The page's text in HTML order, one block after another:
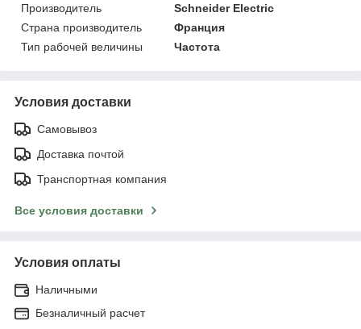
Производитель
Schneider Electric
Страна производитель
Франция
Тип рабочей величины
Частота
Условия доставки
Самовывоз
Доставка почтой
Транспортная компания
Все условия доставки
Условия оплаты
Наличными
Безналичный расчет